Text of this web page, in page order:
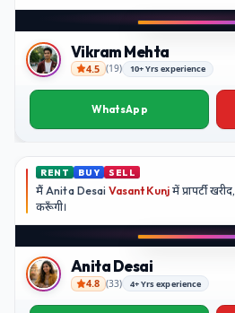
Vikram Mehta
Vikram Mehta
4.5 (19) 10+ Yrs experience
WhatsApp
RENT BUY SELL
मैंAnita Desai Vasant Kunjमें प्रापर्टी
करूँगी।
Anita Desai
Anita Desai
4.8 (33) 4+ Yrs experience